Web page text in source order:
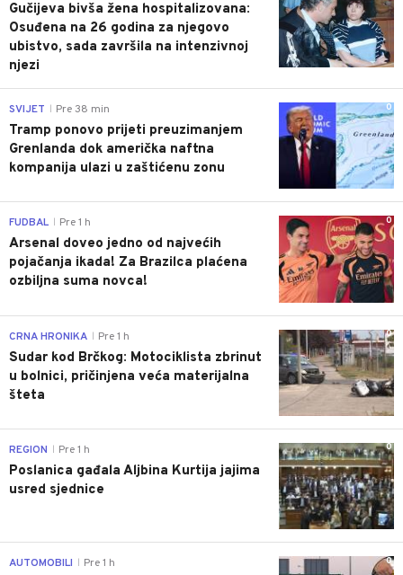
Gučijeva bivša žena hospitalizovana:
Osuđena na 26 godina za njegovo
ubistvo, sada završila na intenzivnoj
njezi
0
SVIJET Pre 38 min
Tramp ponovo prijeti preuzimanjem
Grenlanda dok američka naftna
kompanija ulazi u zaštićenu zonu
0
FUDBAL Pre 1 h
Arsenal doveo jedno od najvećih
pojačanja ikada! Za Brazilca plaćena
ozbiljna suma novca!
0
CRNA HRONIKA Pre 1 h
Sudar kod Brčkog: Motociklista zbrinut
u bolnici, pričinjena veća materijalna
šteta
0
REGION Pre 1 h
Poslanica gađala Aljbina Kurtija jajima
usred sjednice
0
AUTOMOBILI Pre 1 h